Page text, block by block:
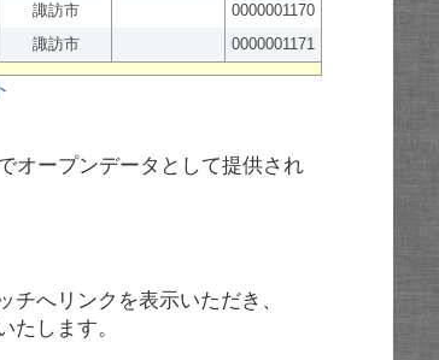
諏訪市
0000001170
諏訪市 0000001171
オープンデータとして提供され
へリンクを表示いただき、
します。